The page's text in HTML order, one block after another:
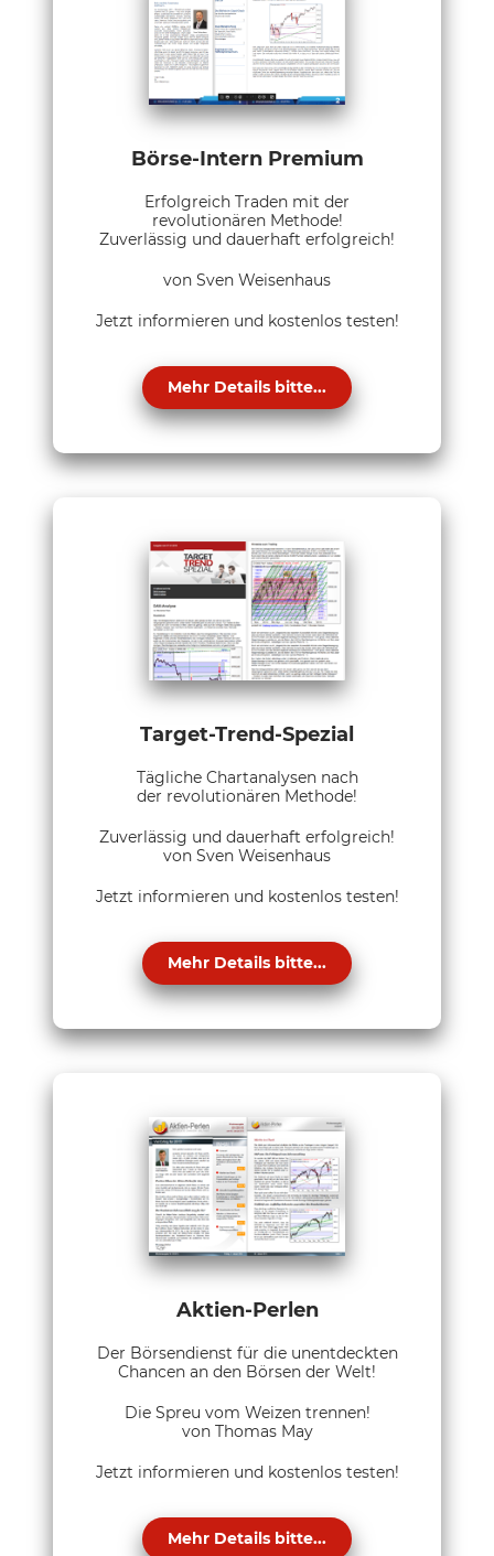
Börse-Intern Premium
Erfolgreich Traden mit der
revolutionären Methode!
Zuverlässig und dauerhaft erfolgreich!
von Sven Weisenhaus
Jetzt informieren und kostenlos testen!
Mehr Details bitte...
Target-Trend-Spezial
Tägliche Chartanalysen nach
der revolutionären Methode!
Zuverlässig und dauerhaft erfolgreich!
von Sven Weisenhaus
Jetzt informieren und kostenlos testen!
Mehr Details bitte...
Aktien-Perlen
Der Börsendienst für die unentdeckten
Chancen an den Börsen der Welt!
Die Spreu vom Weizen trennen!
von Thomas May
Jetzt informieren und kostenlos testen!
Mehr Details bitte...